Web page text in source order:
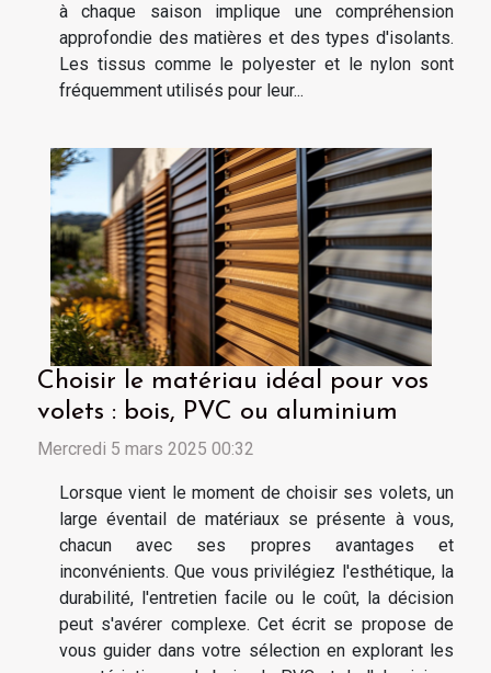
à chaque saison implique une compréhension
approfondie des matières et des types d'isolants.
Les tissus comme le polyester et le nylon sont
fréquemment utilisés pour leur...
Choisir le matériau idéal pour vos
volets : bois, PVC ou aluminium
Mercredi 5 mars 2025 00:32
Lorsque vient le moment de choisir ses volets, un
large éventail de matériaux se présente à vous,
chacun avec ses propres avantages et
inconvénients. Que vous privilégiez l'esthétique, la
durabilité, l'entretien facile ou le coût, la décision
peut s'avérer complexe. Cet écrit se propose de
vous guider dans votre sélection en explorant les